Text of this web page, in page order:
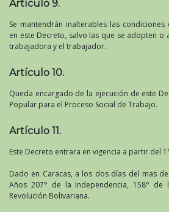
Artículo 9.
Se mantendrán inalterables las
en este Decreto, salvo las que se adopten o
trabajadora y el trabajador.
Artículo 10.
Queda encargado de la ejecución de este
Popular para el Proceso Social de Trabajo.
Artículo 11.
Este Decreto entrara en vigencia a partir del
Dado en Caracas, a los dos días del mas
Años 207° de la Independencia, 158°
Revolución Bolivariana.